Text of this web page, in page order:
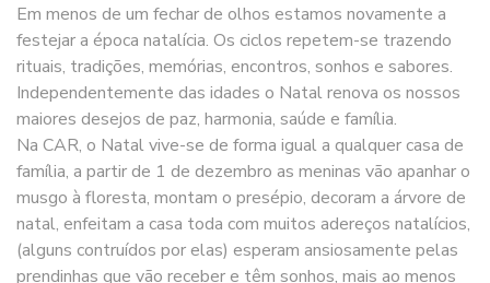
Em menos de um fechar de olhos estamos novamente a
festejar a época natalícia. Os ciclos repetem-se trazendo
rituais, tradições, memórias, encontros, sonhos e sabores.
Independentemente das idades o Natal renova os nossos
maiores desejos de paz, harmonia, saúde e família.
Na CAR, o Natal vive-se de forma igual a qualquer casa de
família, a partir de 1 de dezembro as meninas vão apanhar o
musgo à floresta, montam o presépio, decoram a árvore de
natal, enfeitam a casa toda com muitos adereços natalícios,
(alguns contruídos por elas) esperam ansiosamente pelas
prendinhas que vão receber e têm sonhos, mais ao menos